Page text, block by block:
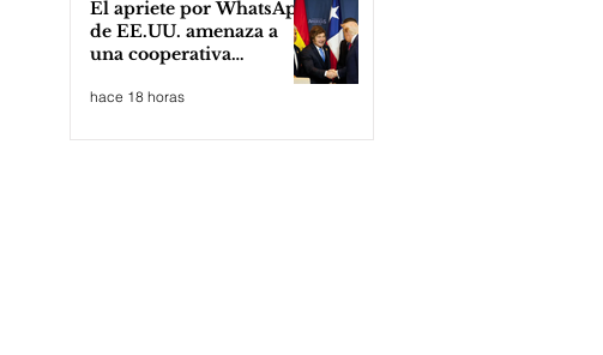
El apriete por WhatsApp
de EE.UU. amenaza a
una cooperativa
argentina para boicotear
a Huawei
hace 18 horas